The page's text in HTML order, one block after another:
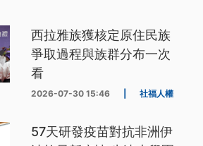
西拉雅族獲核定原住民族
爭取過程與族群分布一次
看
2026-07-30 15:46 社福人權
57天研發疫苗對抗非洲伊